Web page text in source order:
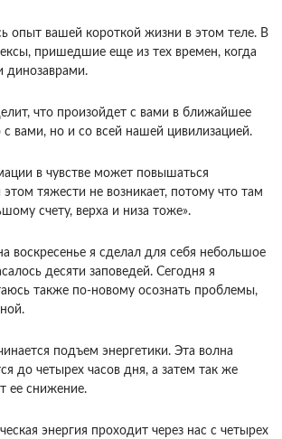
опыт вашей короткой жизни в этом теле. В
пришедшие еще из тех времен, когда
что произойдет с вами в ближайшее
с вами, но и со всей нашей цивилизацией.
в чувстве может повышаться
тяжести не возникает, потому что там
счету, верха и низа тоже».
воскресенье я сделал для себя небольшое
десяти заповедей. Сегодня я
также по-новому осознать проблемы,
подъем энергетики. Эта волна
до четырех часов дня, а затем так же
ее снижение.
энергия проходит через нас с четырех